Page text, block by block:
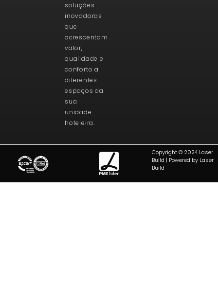
soluções
inovadoras
que
acrescentam
valor,
qualidade e
conforto a
diferentes
espaços da
sua
unidade
hoteleira.
Copyright © 2024 Laser
Build | Powered by Laser
Build